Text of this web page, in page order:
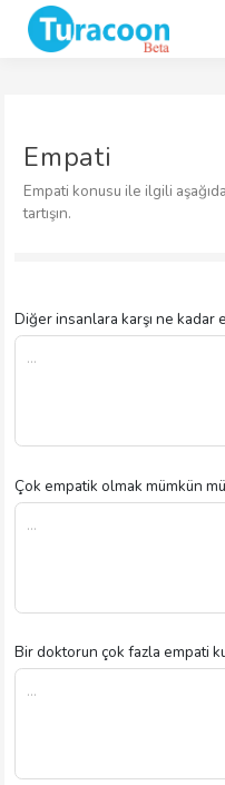
Empati
Empati konusu ile ilgili
tartışın.
Diğer insanlara karşı ne kadar
Çok empatik olmak mümkün
Bir doktorun çok fazla empati